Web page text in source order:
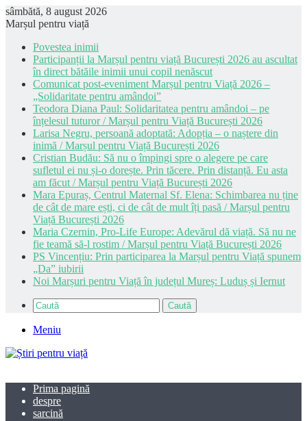
sâmbătă, 8 august 2026
Marșul pentru viață
Povestea inimii
Participanții la Marșul pentru viață București 2026 au ascultat
în direct bătăile inimii unui copil nenăscut
Comunicat post-eveniment Marșul pentru Viață 2026 –
„Solidaritate pentru amândoi”
Teodora Diana Paul: Solidaritatea pentru amândoi – pe
înțelesul tuturor / Marșul pentru Viață București 2026
Larisa Negru, persoană adoptată: Adopția – o naștere din
inimă / Marșul pentru Viață București 2026
Cristian Budău: Să nu o împingi spre o alegere pe care
sufletul ei nu și-o dorește. Prin tăcere. Prin distanță. Eu asta
am făcut / Marșul pentru Viață București 2026
Mara Epuraș, Centrul Maternal Sf. Elena: Schimbarea nu ține
de cât de mare ești, ci de cât de mult îți pasă / Marșul pentru
Viață București 2026
Maria Czernin, Pro-Life Europe: Adevărul dă viață. Să nu ne
fie teamă să-l rostim / Marșul pentru Viață București 2026
PS Vincențiu: Prin participarea la Marșul pentru Viață spunem
„Da” iubirii
Noi Marșuri pentru Viață în județul Mureș: Luduș și Iernut
Caută
Meniu
Prima pagină
despre
sarcină